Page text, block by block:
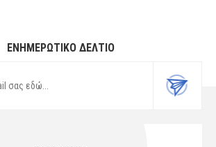
ΕΝΗΜΕΡΩΤΙΚΌ ΔΕΛΤΊΟ